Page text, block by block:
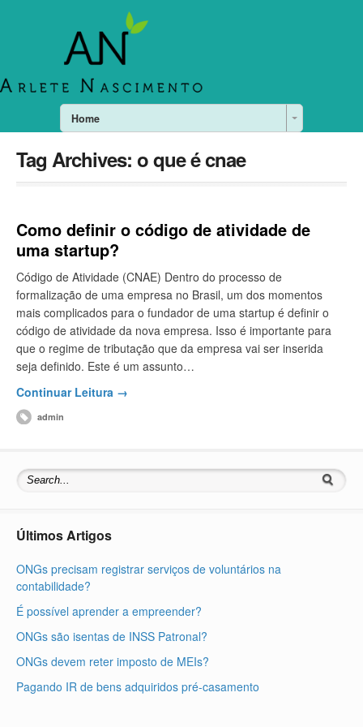
Home
Tag Archives: o que é cnae
Como definir o código de atividade de
uma startup?
Código de Atividade (CNAE) Dentro do processo de
formalização de uma empresa no Brasil, um dos momentos
mais complicados para o fundador de uma startup é definir o
código de atividade da nova empresa. Isso é importante para
que o regime de tributação que da empresa vai ser inserida
seja definido. Este é um assunto…
Continuar Leitura →
admin
Últimos Artigos
ONGs precisam registrar serviços de voluntários na
contabilidade?
É possível aprender a empreender?
ONGs são isentas de INSS Patronal?
ONGs devem reter imposto de MEIs?
Pagando IR de bens adquiridos pré-casamento